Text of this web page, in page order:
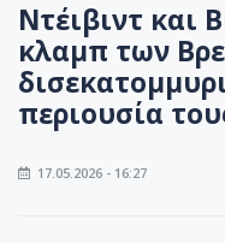
Ντέιβιντ και
κλαμπ των
περιουσία
17.05.2026 - 16:27